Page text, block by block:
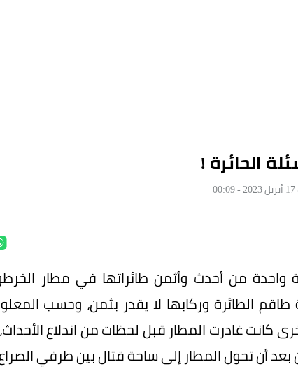
الحائرة !
من أحدث وأثمن طائراتها في مطار
طاقم الطائرة وركابها لا يقدر بثمن، وحسب
كانت غادرت المطار قبل لحظات من اندلاع
أن تحول المطار إلى ساحة قتال بين طرفي